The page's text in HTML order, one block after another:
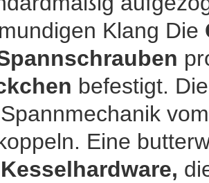
Klang Die
befestigt.
Eine
Kesselhardware,